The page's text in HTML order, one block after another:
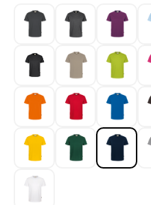
anthrazit 028anthrazit
karbongrau 064
khaki 080kiwi
orange 027rot 002
sonne 035tanne 072tinte
weiß 001